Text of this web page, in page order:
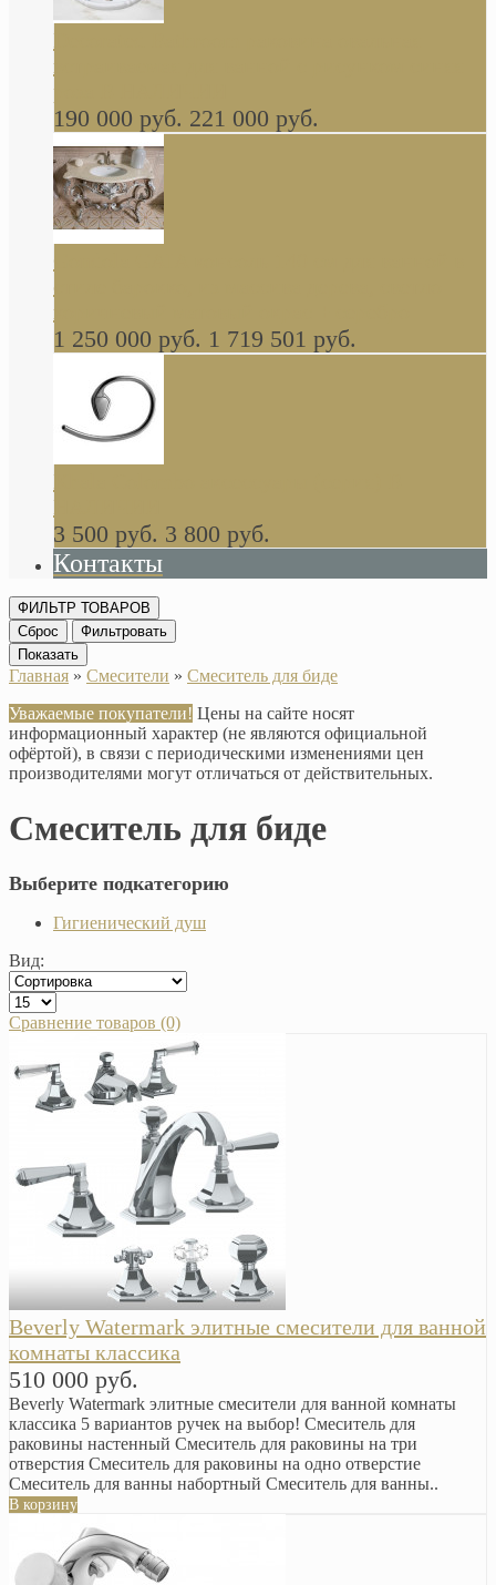
Decorated Bathroom раковина овальная
встраиваемая для ванной с рисунком синяя
роза В НАЛИЧИИ
190 000 руб. 221 000 руб.
стиле барокко, из массива дерева, светло
коричневый матовый окрас + серебро
1 250 000 руб. 1 719 501 руб.
Khala Colombo аксессуары (серия) В
НАЛИЧИИ
3 500 руб. 3 800 руб.
Контакты
ФИЛЬТР ТОВАРОВ
Сброс
Фильтровать
Показать
Главная » Смесители » Смеситель для биде
Уважаемые покупатели! Цены на сайте носят
информационный характер (не являются официальной
офёртой), в связи с периодическими изменениями цен
производителями могут отличаться от действительных.
Смеситель для биде
Выберите подкатегорию
Гигиенический душ
Вид:
Сравнение товаров (0)
Beverly Watermark элитные смесители для ванной
комнаты классика
510 000 руб.
Beverly Watermark элитные смесители для ванной комнаты
классика 5 вариантов ручек на выбор! Смеситель для
раковины настенный Смеситель для раковины на три
отверстия Смеситель для раковины на одно отверстие
Смеситель для ванны набортный Смеситель для ванны..
В корзину